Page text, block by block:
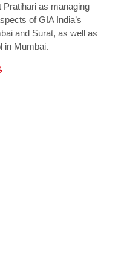
Pratihari as managing
of GIA India’s
and Surat, as well as
in Mumbai.